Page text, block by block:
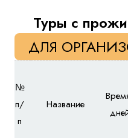
Туры с
ДЛЯ
№
п/
п
Название